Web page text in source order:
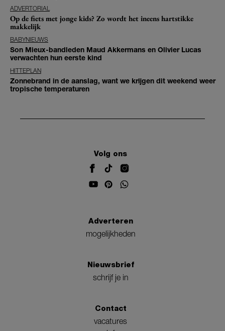
ADVERTORIAL
Op de fiets met jonge kids? Zo wordt het ineens hartstikke
makkelijk
BABYNIEUWS
Son Mieux-bandleden Maud Akkermans en Olivier Lucas
verwachten hun eerste kind
HITTEPLAN
Zonnebrand in de aanslag, want we krijgen dit weekend weer
tropische temperaturen
Volg ons
Adverteren
mogelijkheden
Nieuwsbrief
schrijf je in
Contact
vacatures